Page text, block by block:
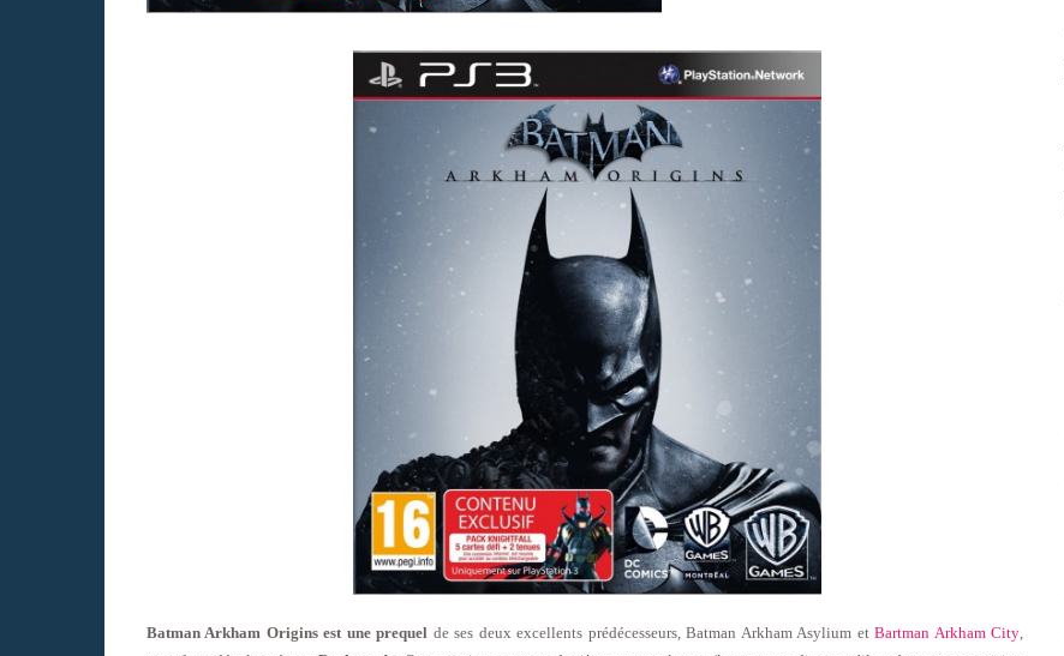
Batman Arkham Origins est une prequel de ses deux excellents prédécesseurs, Batman Arkham Asylium etBartman Arkham City,